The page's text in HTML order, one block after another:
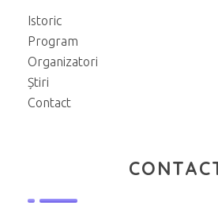
Istoric
Program
Organizatori
Știri
Contact